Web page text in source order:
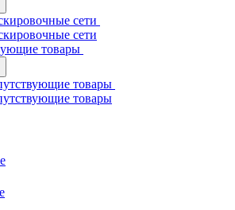
сети
сети
товары
товары
товары